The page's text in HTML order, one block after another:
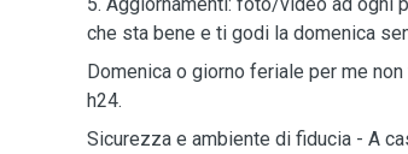
che sta bene e ti godi la domenica
Domenica o giorno feriale per me
h24.
Sicurezza e ambiente di fiducia - A